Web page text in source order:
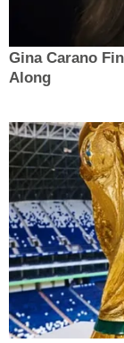
Gina Carano
Along